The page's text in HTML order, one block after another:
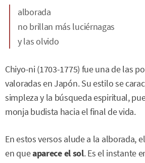
alborada
no brillan más luciérnagas
y las olvido
Chiyo-ni (1703-1775) fue una de las
valoradas en Japón. Su estilo se
simpleza y la búsqueda espiritual,
monja budista hacia el final de vida.
En estos versos alude a la alborada,
en queaparece el sol. Es el instante